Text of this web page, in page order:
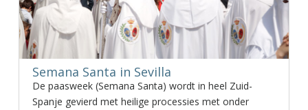
Semana Santa in Sevilla
De paasweek (Semana Santa) wordt in heel Zuid-
Spanje gevierd met heilige processies met onder